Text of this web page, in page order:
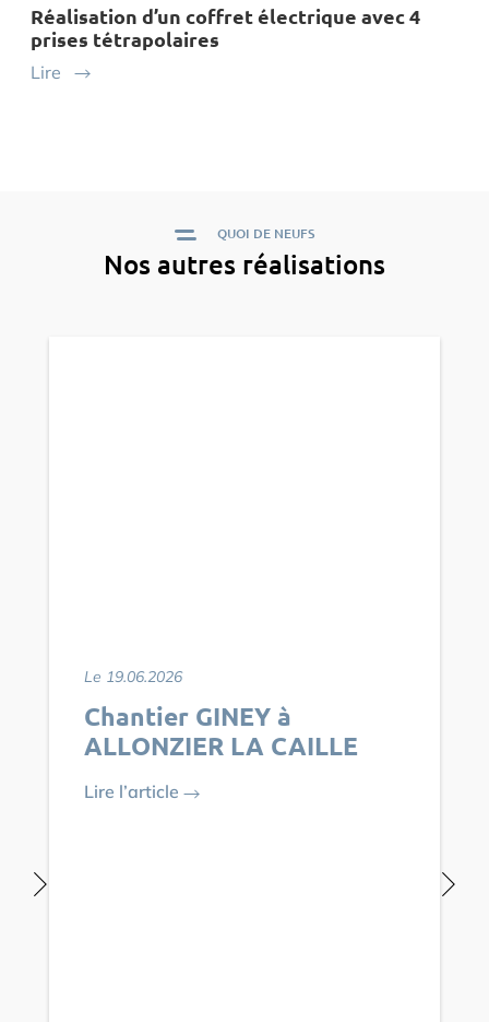
Réalisation d’un coffret électrique avec 4
prises tétrapolaires
Lire
QUOI DE NEUFS
Nos autres réalisations
Le 19.06.2026
Chantier GINEY à
ALLONZIER LA CAILLE
Lire l’article